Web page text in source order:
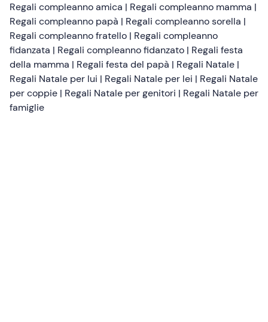
Regali compleanno amica | Regali compleanno mamma |
Regali compleanno papà | Regali compleanno sorella |
Regali compleanno fratello | Regali compleanno
fidanzata | Regali compleanno fidanzato | Regali festa
della mamma | Regali festa del papà | Regali Natale |
Regali Natale per lui | Regali Natale per lei | Regali Natale
per coppie | Regali Natale per genitori | Regali Natale per
famiglie